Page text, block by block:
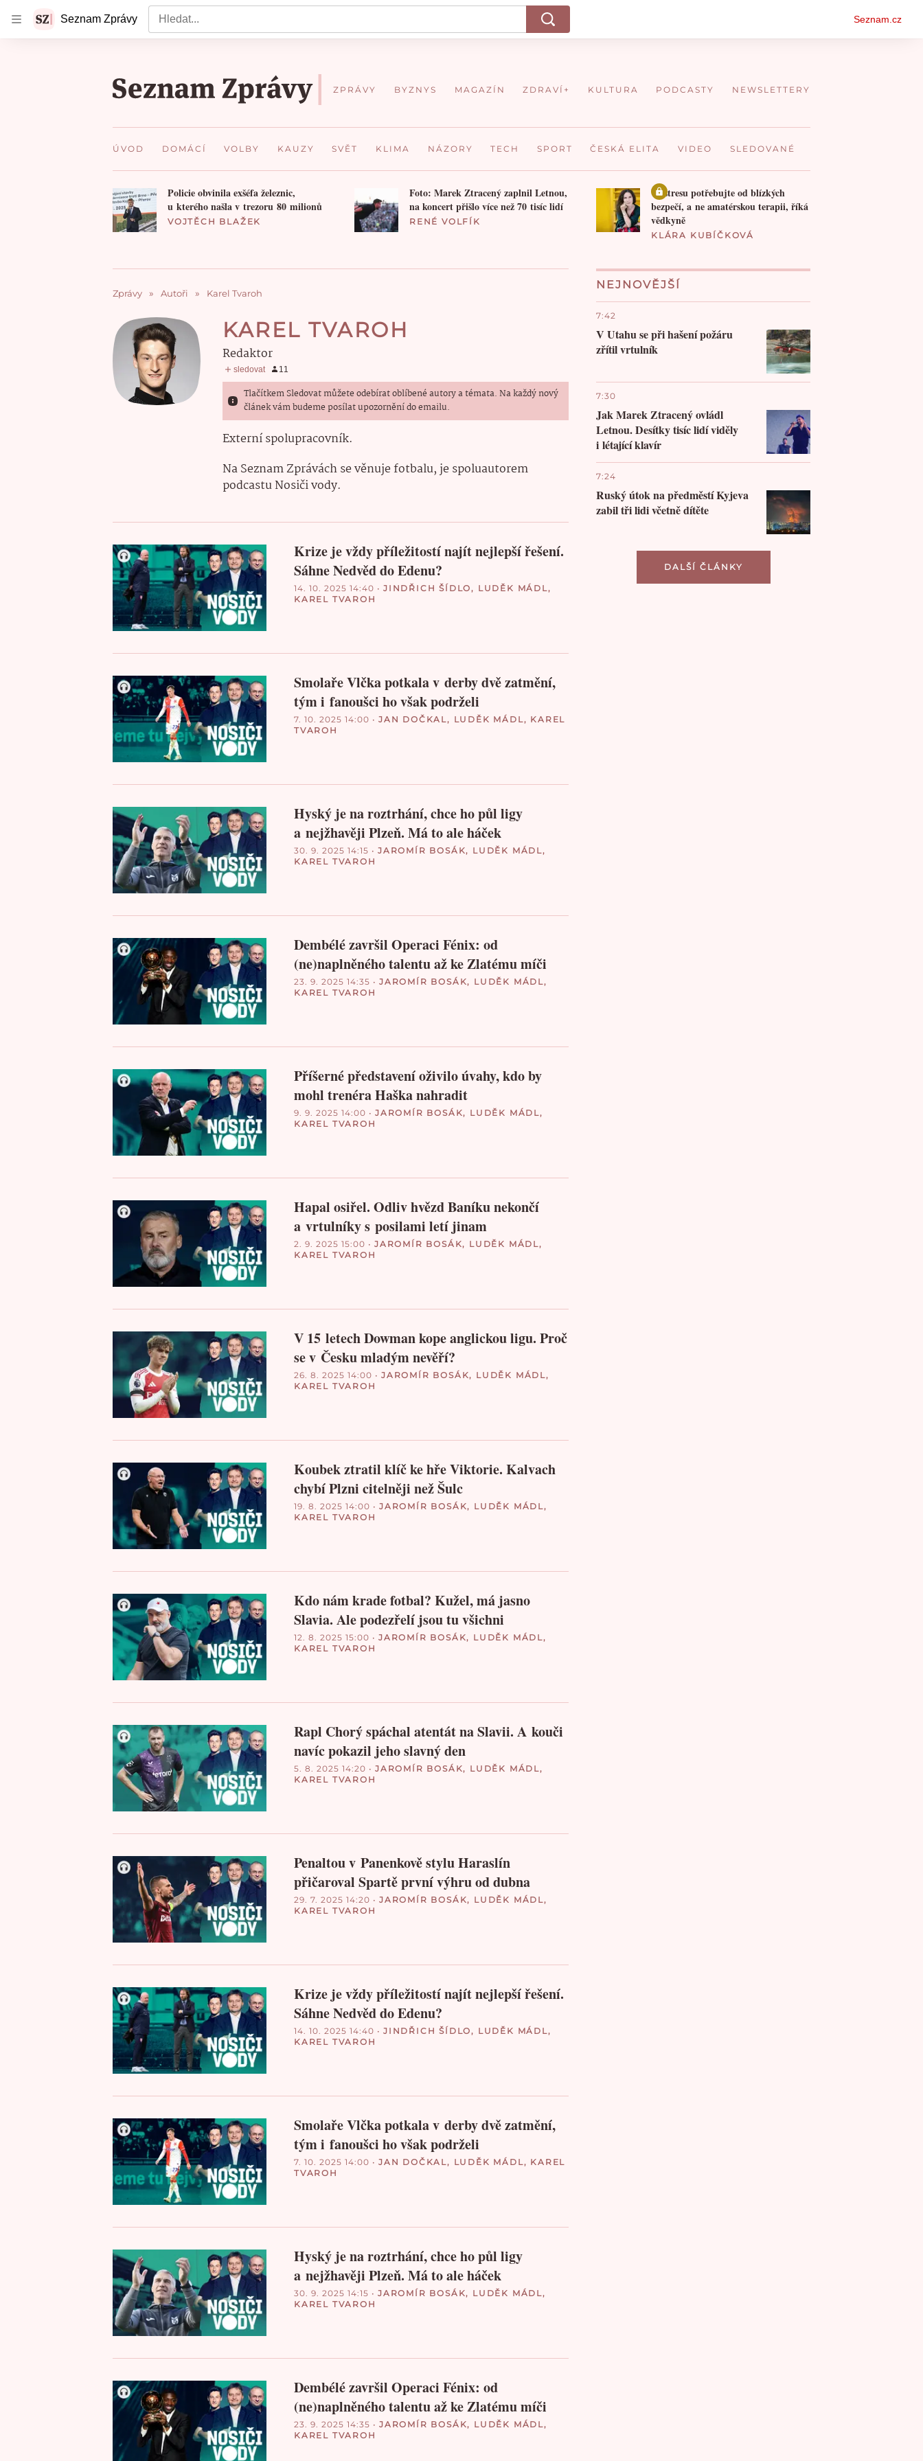
Seznam Zprávy
Vyhledat
Seznam.cz
ZPRÁVY BYZNYS MAGAZÍN ZDRAVÍ+ KULTURA PODCASTY NEWSLETTERY
ÚVOD DOMÁCÍ VOLBY KAUZY SVĚT KLIMA NÁZORY TECH SPORT ČESKÁ ELITA VIDEO SLEDOVANÉ
Policie obvinila exšéfa železnic,
u kterého našla v trezoru 80 milionů
VOJTĚCH BLAŽEK
Foto: Marek Ztracený zaplnil Letnou,
na koncert přišlo více než 70 tisíc lidí
RENÉ VOLFÍK
Ve stresu potřebujte od blízkých
bezpečí, a ne amatérskou terapii, říká
vědkyně
KLÁRA KUBÍČKOVÁ
Zprávy Autoři Karel Tvaroh
KAREL TVAROH
Redaktor
Tlačítkem Sledovat můžete odebírat oblíbené autory a témata. Na každý nový
článek vám budeme posílat upozornění do emailu.
Externí spolupracovník.
Na Seznam Zprávách se věnuje fotbalu, je spoluautorem
podcastu Nosiči vody.
Krize je vždy příležitostí najít nejlepší řešení.
Sáhne Nedvěd do Edenu?
14. 10. 2025 14:40 • JINDŘICH ŠÍDLO , LUDĚK MÁDL ,
KAREL TVAROH
Smolaře Vlčka potkala v derby dvě zatmění,
tým i fanoušci ho však podrželi
7. 10. 2025 14:00 • JAN DOČKAL , LUDĚK MÁDL , KAREL
TVAROH
Hyský je na roztrhání, chce ho půl ligy
a nejžhavěji Plzeň. Má to ale háček
30. 9. 2025 14:15 • JAROMÍR BOSÁK, LUDĚK MÁDL ,
KAREL TVAROH
Dembélé završil Operaci Fénix: od
(ne)naplněného talentu až ke Zlatému míči
23. 9. 2025 14:35 • JAROMÍR BOSÁK, LUDĚK MÁDL ,
KAREL TVAROH
Příšerné představení oživilo úvahy, kdo by
mohl trenéra Haška nahradit
9. 9. 2025 14:00 • JAROMÍR BOSÁK, LUDĚK MÁDL ,
KAREL TVAROH
Hapal osiřel. Odliv hvězd Baníku nekončí
a vrtulníky s posilami letí jinam
2. 9. 2025 15:00 • JAROMÍR BOSÁK, LUDĚK MÁDL ,
KAREL TVAROH
V 15 letech Dowman kope anglickou ligu. Proč
se v Česku mladým nevěří?
26. 8. 2025 14:00 • JAROMÍR BOSÁK, LUDĚK MÁDL ,
KAREL TVAROH
Koubek ztratil klíč ke hře Viktorie. Kalvach
chybí Plzni citelněji než Šulc
19. 8. 2025 14:00 • JAROMÍR BOSÁK, LUDĚK MÁDL ,
KAREL TVAROH
Kdo nám krade fotbal? Kužel, má jasno
Slavia. Ale podezřelí jsou tu všichni
12. 8. 2025 15:00 • JAROMÍR BOSÁK, LUDĚK MÁDL ,
KAREL TVAROH
Rapl Chorý spáchal atentát na Slavii. A kouči
navíc pokazil jeho slavný den
5. 8. 2025 14:20 • JAROMÍR BOSÁK, LUDĚK MÁDL ,
KAREL TVAROH
Penaltou v Panenkově stylu Haraslín
přičaroval Spartě první výhru od dubna
29. 7. 2025 14:20 • JAROMÍR BOSÁK, LUDĚK MÁDL ,
KAREL TVAROH
Krize je vždy příležitostí najít nejlepší řešení.
Sáhne Nedvěd do Edenu?
14. 10. 2025 14:40 • JINDŘICH ŠÍDLO , LUDĚK MÁDL ,
KAREL TVAROH
Smolaře Vlčka potkala v derby dvě zatmění,
tým i fanoušci ho však podrželi
7. 10. 2025 14:00 • JAN DOČKAL , LUDĚK MÁDL , KAREL
TVAROH
Hyský je na roztrhání, chce ho půl ligy
a nejžhavěji Plzeň. Má to ale háček
30. 9. 2025 14:15 • JAROMÍR BOSÁK, LUDĚK MÁDL ,
KAREL TVAROH
Dembélé završil Operaci Fénix: od
(ne)naplněného talentu až ke Zlatému míči
23. 9. 2025 14:35 • JAROMÍR BOSÁK, LUDĚK MÁDL ,
KAREL TVAROH
NEJNOVĚJŠÍ
7:42
V Utahu se při hašení požáru
zřítil vrtulník
7:30
Jak Marek Ztracený ovládl
Letnou. Desítky tisíc lidí viděly
i létající klavír
7:24
Ruský útok na předměstí Kyjeva
zabil tři lidi včetně dítěte
DALŠÍ ČLÁNKY